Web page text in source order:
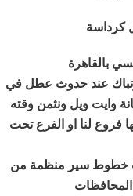
كرداسة
بالقاهرة
عند حدوث عطل في
وايت ويل ونثمن وقته
فروع لنا او الفرع تحت
خطوط سير منظمة من
المحافظات